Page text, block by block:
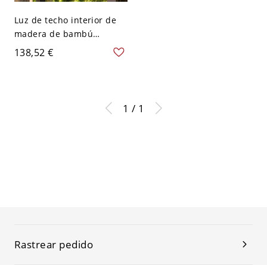
Luz de techo interior de
madera de bambú
cilíndrico semi empotrado
giratorio Lodge de 1
138,52 €
1 / 1
Rastrear pedido